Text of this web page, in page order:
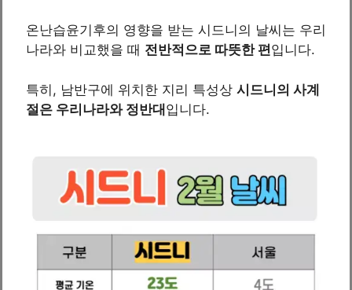
온난습윤기후의 영향을 받는 시드니의 날씨는 우리
나라와 비교했을 때 전반적으로 따뜻한 편입니다.
특히, 남반구에 위치한 지리 특성상 시드니의 사계
절은 우리나라와 정반대입니다.